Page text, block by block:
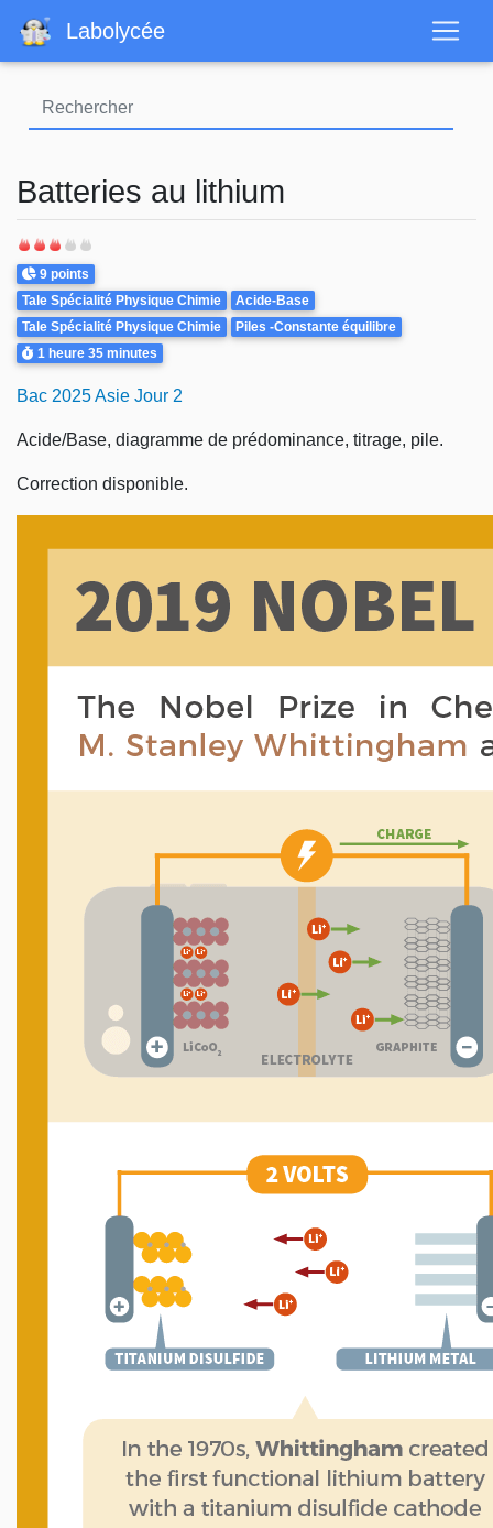
contenu
Labolycée
Batteries au lithium
Points
9 points
Theme
Tale Spécialité Physique Chimie
Acide-Base
Tale Spécialité Physique Chimie
Piles -Constante équilibre
Durée
1 heure 35 minutes
Bac 2025 Asie Jour 2
Acide/Base, diagramme de prédominance, titrage, pile.
Correction disponible.